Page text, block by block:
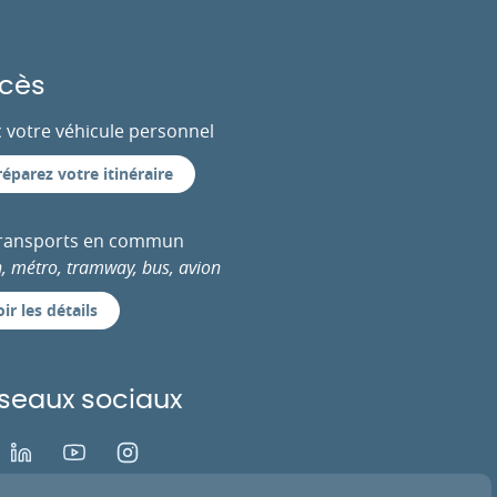
votre véhicule personnel
votre itinéraire
en commun
métro, tramway, bus, avion
les détails
sociaux
Youtube Instagram